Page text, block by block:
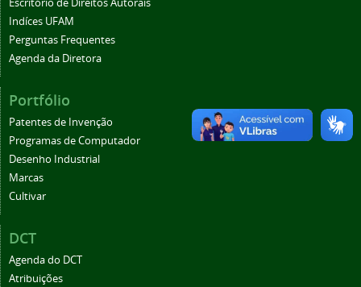
Escritório de Direitos Autorais
Indíces UFAM
Perguntas Frequentes
Agenda da Diretora
Portfólio
Patentes de Invenção
Programas de Computador
Desenho Industrial
Marcas
Cultivar
DCT
Agenda do DCT
Atribuições